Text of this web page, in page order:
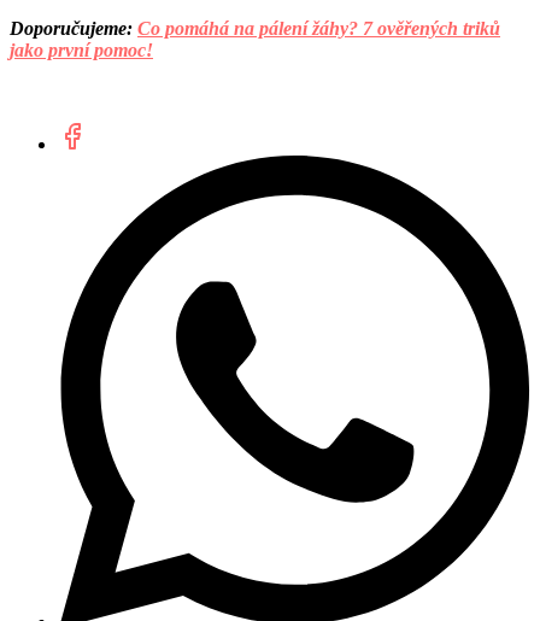
Doporučujeme: Co pomáhá na pálení žáhy? 7 ověřených triků
jako první pomoc!